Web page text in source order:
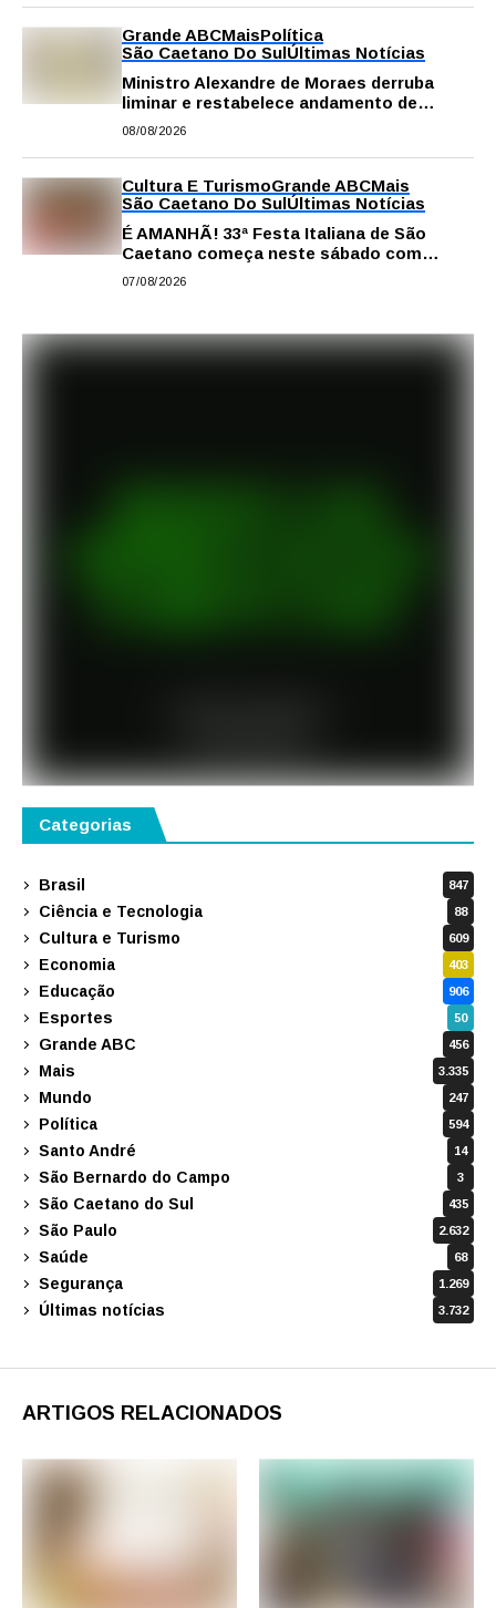
Grande ABCMaisPolítica
São Caetano Do SulÚltimas Notícias
Ministro Alexandre de Moraes derruba
liminar e restabelece andamento de
comissão processante contra vereador
08/08/2026
Cultura E TurismoGrande ABCMais
São Caetano Do SulÚltimas Notícias
É AMANHÃ! 33ª Festa Italiana de São
Caetano começa neste sábado com
gastronomia, música e solidariedade
07/08/2026
Categorias
Brasil 847
Ciência e Tecnologia 88
Cultura e Turismo 609
Economia 403
Educação 906
Esportes 50
Grande ABC 456
Mais 3.335
Mundo 247
Política 594
Santo André 14
São Bernardo do Campo 3
São Caetano do Sul 435
São Paulo 2.632
Saúde 68
Segurança 1.269
Últimas notícias 3.732
ARTIGOS RELACIONADOS